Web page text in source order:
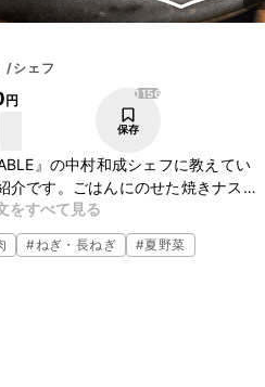
/シェフ
円 1156
保存
』の中村和成シェフに教えてい
介です。ごはんにのせた焼きナスと
かけていただく、食欲をそそる一品
。
をすべて見る
#ねぎ・長ねぎ #夏野菜